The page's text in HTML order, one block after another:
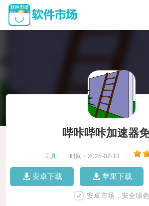
哔咔哔咔加速器
工具 时间：2025-02-13
安卓下载 苹果下载
安卓市场，安全绿色